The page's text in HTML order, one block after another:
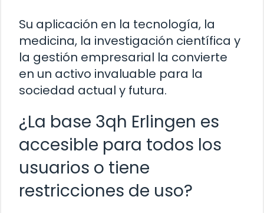
Su aplicación en la tecnología, la
medicina, la investigación científica y
la gestión empresarial la convierte
en un activo invaluable para la
sociedad actual y futura.
¿La base 3qh Erlingen es
accesible para todos los
usuarios o tiene
restricciones de uso?